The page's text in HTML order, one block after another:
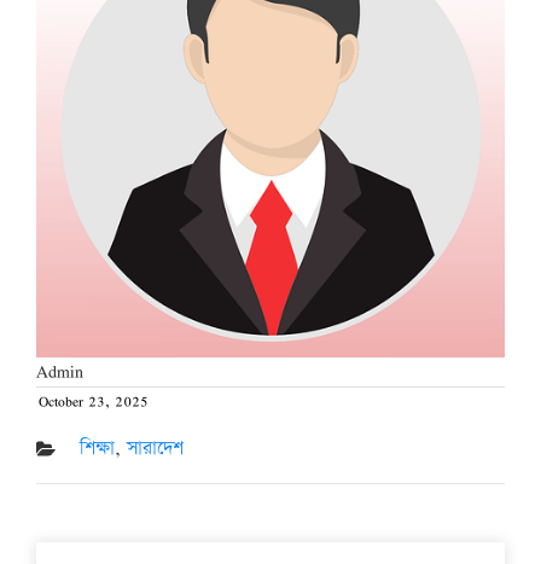
Admin
Posted
on
October 23, 2025
শিক্ষা,সারাদেশ